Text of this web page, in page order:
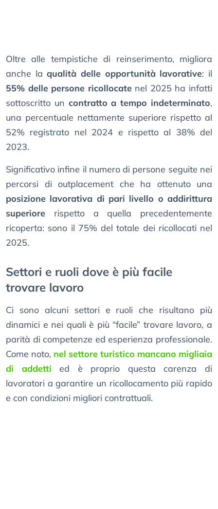
Oltre alle tempistiche di reinserimento, migliora
anche laqualità delle opportunità lavorative: il
55% delle persone ricollocatenel 2025 ha infatti
sottoscritto un contratto a tempo indeterminato,
una percentuale nettamente superiore rispetto al
52% registrato nel 2024 e rispetto al 38% del
2023.
Significativo infine il numero di persone seguite nei
percorsi di outplacement che ha ottenuto una
posizione lavorativa di pari livello o addirittura
superiore rispetto a quella precedentemente
ricoperta: sono il 75% del totale dei ricollocati nel
2025.
Settori e ruoli dove è più facile
trovare lavoro
Ci sono alcuni settori e ruoli che risultano più
dinamici e nei quali è più “facile” trovare lavoro, a
parità di competenze ed esperienza professionale.
Come noto, nel settore turistico mancano migliaia
di addetti ed è proprio questa carenza di
lavoratori a garantire un ricollocamento più rapido
e con condizioni migliori contrattuali.